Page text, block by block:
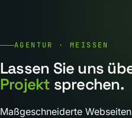
AGENTUR · MEISSEN
Lassen Sie uns
Projekt sprechen.
Maßgeschneiderte